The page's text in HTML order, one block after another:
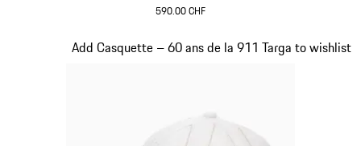
590.00 CHF
Add Casquette – 60 ans de la 911 Targa to wishlist
Diapositive 3 sur 20